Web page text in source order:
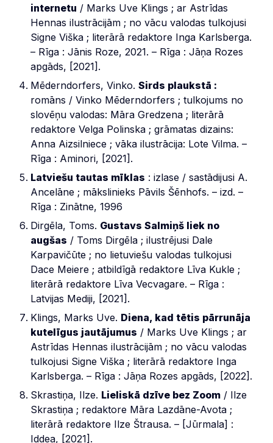
internetu / Marks Uve Klings ; ar Astrīdas
Hennas ilustrācijām ; no vācu valodas tulkojusi
Signe Viška ; literārā redaktore Inga Karlsberga.
– Rīga : Jānis Roze, 2021. – Rīga : Jāņa Rozes
apgāds, [2021].
Mēderndorfers, Vinko. Sirds plaukstā :
romāns / Vinko Mēderndorfers ; tulkojums no
slovēņu valodas: Māra Gredzena ; literārā
redaktore Velga Polinska ; grāmatas dizains:
Anna Aizsilniece ; vāka ilustrācija: Lote Vilma. –
Rīga : Aminori, [2021].
Latviešu tautas mīklas : izlase / sastādijusi A.
Ancelāne ; mākslinieks Pāvils Šēnhofs. – izd. –
Rīga : Zinātne, 1996
Dirgēla, Toms. Gustavs Salmiņš liek no
augšas / Toms Dirgēla ; ilustrējusi Dale
Karpavičūte ; no lietuviešu valodas tulkojusi
Dace Meiere ; atbildīgā redaktore Līva Kukle ;
literārā redaktore Līva Vecvagare. – Rīga :
Latvijas Mediji, [2021].
Klings, Marks Uve. Diena, kad tētis pārrunāja
kutelīgus jautājumus / Marks Uve Klings ; ar
Astrīdas Hennas ilustrācijām ; no vācu valodas
tulkojusi Signe Viška ; literārā redaktore Inga
Karlsberga. – Rīga : Jāņa Rozes apgāds, [2022].
Skrastiņa, Ilze. Lieliskā dzīve bez Zoom / Ilze
Skrastiņa ; redaktore Māra Lazdāne-Avota ;
literārā redaktore Ilze Štrausa. – [Jūrmala] :
Iddea, [2021].